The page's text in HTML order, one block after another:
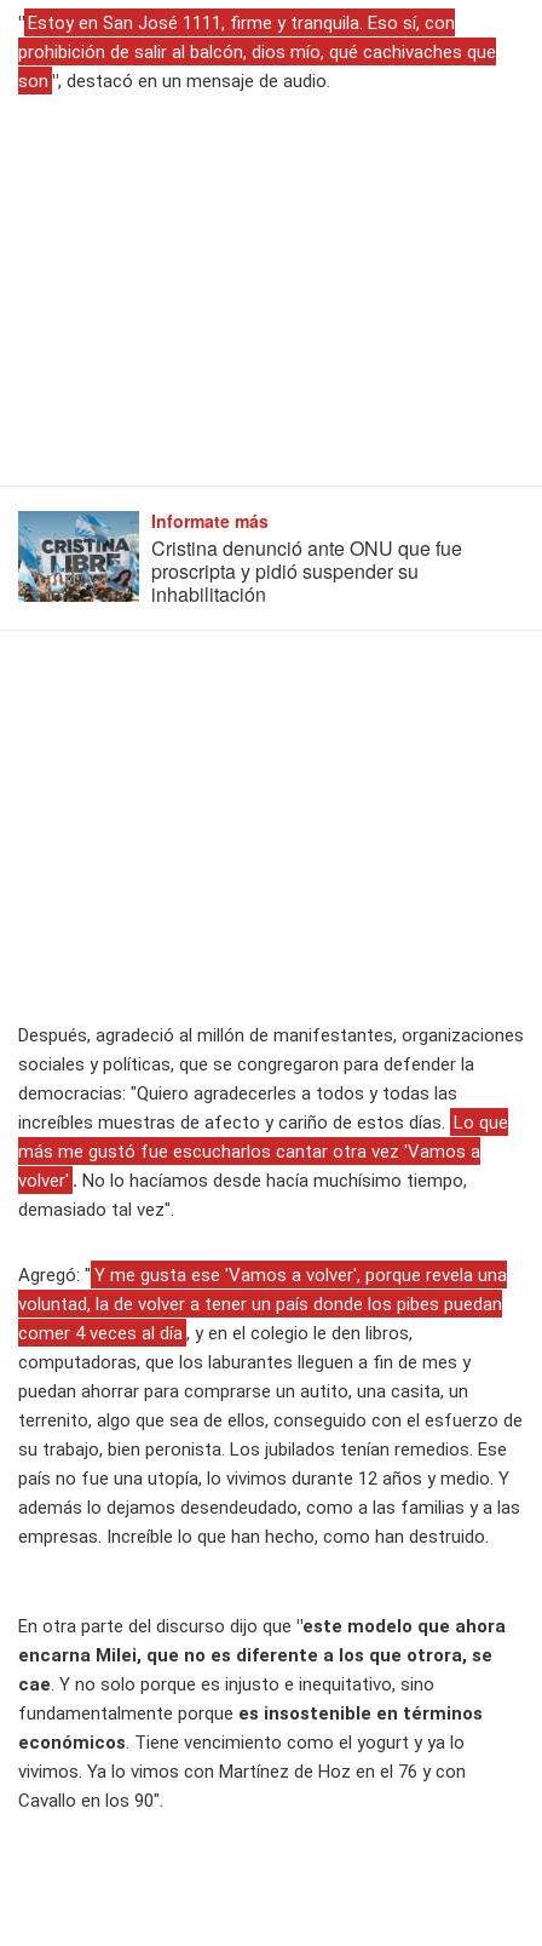
"Estoy en San José 1111, firme y tranquila. Eso sí, con
prohibición de salir al balcón, dios mío, qué cachivaches que
son ", destacó en un mensaje de audio.
Informate más
Cristina denunció ante ONU que fue
proscripta y pidió suspender su
inhabilitación
Después, agradeció al millón de manifestantes, organizaciones
sociales y políticas, que se congregaron para defender la
democracias: "Quiero agradecerles a todos y todas las
increíbles muestras de afecto y cariño de estos días.
Lo que
más me gustó fue escucharlos cantar otra vez 'Vamos a
volver' . No lo hacíamos desde hacía muchísimo tiempo,
demasiado tal vez".
Agregó: " Y me gusta ese 'Vamos a volver', porque revela una
voluntad, la de volver a tener un país donde los pibes puedan
comer 4 veces al día , y en el colegio le den libros,
computadoras, que los laburantes lleguen a fin de mes y
puedan ahorrar para comprarse un autito, una casita, un
terrenito, algo que sea de ellos, conseguido con el esfuerzo de
su trabajo, bien peronista. Los jubilados tenían remedios. Ese
país no fue una utopía, lo vivimos durante 12 años y medio. Y
además lo dejamos desendeudado, como a las familias y a las
empresas. Increíble lo que han hecho, como han destruido.
En otra parte del discurso dijo que "este modelo que ahora
encarna Milei, que no es diferente a los que otrora, se
cae . Y no solo porque es injusto e inequitativo, sino
fundamentalmente porque es insostenible en términos
económicos . Tiene vencimiento como el yogurt y ya lo
vivimos. Ya lo vimos con Martínez de Hoz en el 76 y con
Cavallo en los 90".